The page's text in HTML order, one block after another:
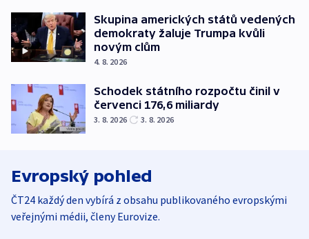
Skupina amerických států vedených
demokraty žaluje Trumpa kvůli
novým clům
4. 8. 2026
Schodek státního rozpočtu činil v
červenci 176,6 miliardy
3. 8. 2026 3. 8. 2026
Evropský pohled
ČT24 každý den vybírá z obsahu publikovaného evropskými
veřejnými médii, členy Eurovize.